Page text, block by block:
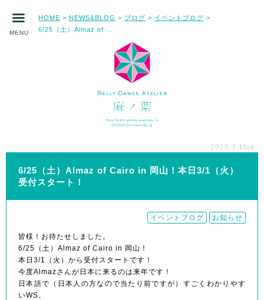
MENU
HOME > NEWS&BLOG > ブログ > イベントブログ >
2016.3.1 tue.
6/25（土）Almaz of Cairo in 岡山！本日3/1（火）
受付スタート！
イベントブログ お知らせ
皆様！お待たせしました。
6/25（土）Almaz of Cairo in 岡山！
本日3/1（火）から受付スタートです！
今度Almazさんが日本に来るのは来年です！
日本語で（日本人の方なので当たり前ですが）すごくわかりやす
いWS。